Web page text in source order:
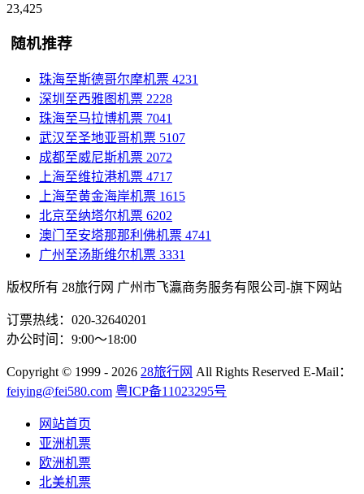
23,425
随机推荐
珠海至斯德哥尔摩机票 4231
深圳至西雅图机票 2228
珠海至马拉博机票 7041
武汉至圣地亚哥机票 5107
成都至威尼斯机票 2072
上海至维拉港机票 4717
上海至黄金海岸机票 1615
北京至纳塔尔机票 6202
澳门至安塔那那利佛机票 4741
广州至汤斯维尔机票 3331
版权所有 28旅行网 广州市飞瀛商务服务有限公司-旗下网站
订票热线：020-32640201
办公时间：9:00～18:00
Copyright © 1999 - 2026 28旅行网 All Rights Reserved E-Mail：
feiying@fei580.com 粤ICP备11023295号
网站首页
亚洲机票
欧洲机票
北美机票